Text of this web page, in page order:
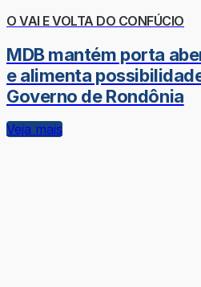
O VAI E VOLTA DO CONFÚCIO
MDB mantém porta
e alimenta
Governo de Rondônia
Veja mais